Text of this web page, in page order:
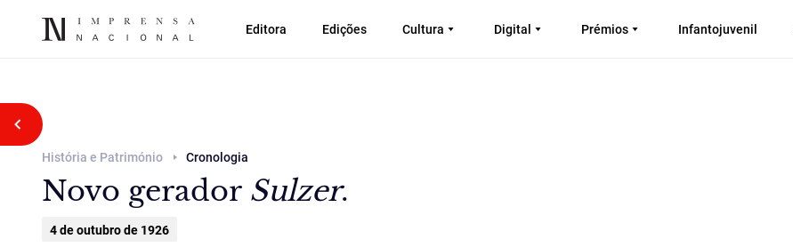
Editora Edições Cultura Digital Prémios Infantojuvenil
Voltar atrás
História e Património Cronologia
Novo gerador Sulzer.
4 de outubro de 1926